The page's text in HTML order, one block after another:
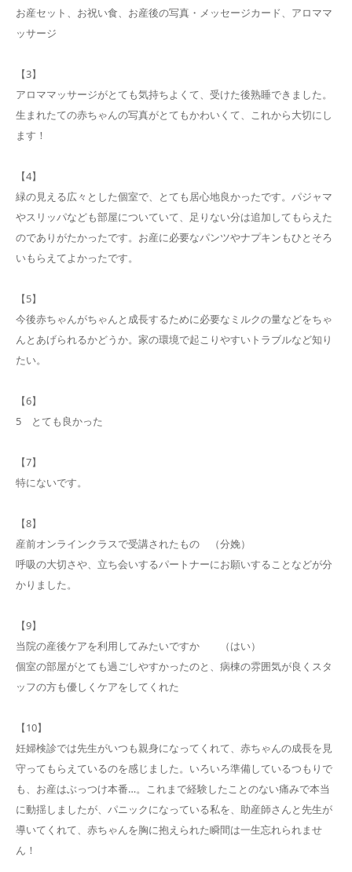
お産セット、お祝い食、お産後の写真・メッセージカード、アロママ
ッサージ
【3】
アロママッサージがとても気持ちよくて、受けた後熟睡できました。
生まれたての赤ちゃんの写真がとてもかわいくて、これから大切にし
ます！
【4】
緑の見える広々とした個室で、とても居心地良かったです。パジャマ
やスリッパなども部屋についていて、足りない分は追加してもらえた
のでありがたかったです。お産に必要なパンツやナプキンもひとそろ
いもらえてよかったです。
【5】
今後赤ちゃんがちゃんと成長するために必要なミルクの量などをちゃ
んとあげられるかどうか。家の環境で起こりやすいトラブルなど知り
たい。
【6】
5 とても良かった
【7】
特にないです。
【8】
産前オンラインクラスで受講されたもの （分娩）
呼吸の大切さや、立ち会いするパートナーにお願いすることなどが分
かりました。
【9】
当院の産後ケアを利用してみたいですか （はい）
個室の部屋がとても過ごしやすかったのと、病棟の雰囲気が良くスタ
ッフの方も優しくケアをしてくれた
【10】
妊婦検診では先生がいつも親身になってくれて、赤ちゃんの成長を見
守ってもらえているのを感じました。いろいろ準備しているつもりで
も、お産はぶっつけ本番…。これまで経験したことのない痛みで本当
に動揺しましたが、パニックになっている私を、助産師さんと先生が
導いてくれて、赤ちゃんを胸に抱えられた瞬間は一生忘れられませ
ん！